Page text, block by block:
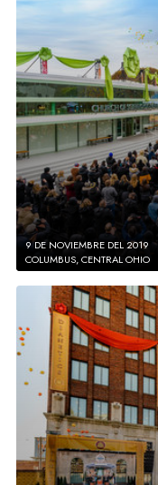
9 DE NOVIEMBRE DEL 2019
COLUMBUS, CENTRAL OHIO